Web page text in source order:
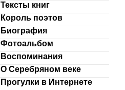
Тексты книг
Король поэтов
Биография
Фотоальбом
Воспоминания
О Серебряном веке
Прогулки в Интернете